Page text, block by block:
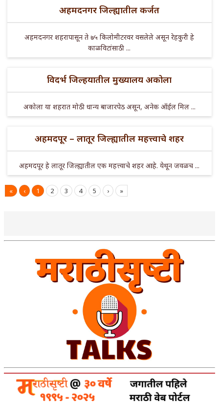
अहमदनगर जिल्ह्यातील कर्जत
अहमदनगर शहरापासून ते ७५ किलोमीटरवर वसलेले असून रेहकुरी हे
काळविटांसाठी ...
विदर्भ जिल्हयातील मुख्यालय अकोला
अकोला या शहरात मोठी धान्य बाजारपेठ असून, अनेक ऑईल मिल ...
अहमदपूर – लातूर जिल्ह्यातील महत्त्वाचे शहर
अहमदपूर हे लातूर जिल्ह्यातील एक महत्त्वाचे शहर आहे. येथून जवळच ...
« ‹ 1 2 3 4 5 › »